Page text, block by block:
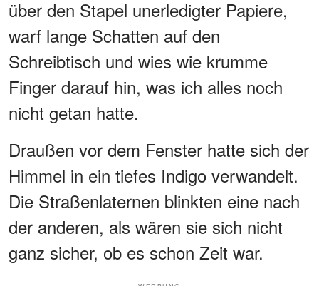
über den Stapel unerledigter Papiere,
warf lange Schatten auf den
Schreibtisch und wies wie krumme
Finger darauf hin, was ich alles noch
nicht getan hatte.
Draußen vor dem Fenster hatte sich der
Himmel in ein tiefes Indigo verwandelt.
Die Straßenlaternen blinkten eine nach
der anderen, als wären sie sich nicht
ganz sicher, ob es schon Zeit war.